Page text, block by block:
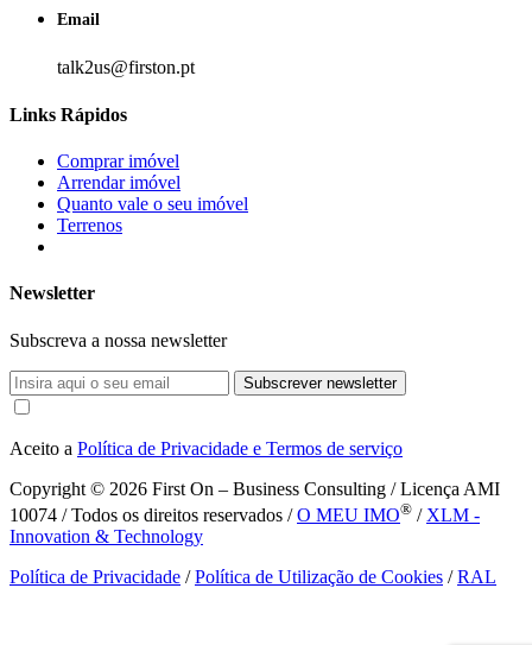
Email
talk2us@firston.pt
Links Rápidos
Comprar imóvel
Arrendar imóvel
Quanto vale o seu imóvel
Terrenos
Newsletter
Subscreva a nossa newsletter
Subscrever newsletter
Aceito a Política de Privacidade e Termos de serviço
Copyright © 2026 First On – Business Consulting / Licença AMI
10074 / Todos os direitos reservados /O MEU IMO® / XLM -
Innovation & Technology
Política de Privacidade /Política de Utilização de Cookies /RAL